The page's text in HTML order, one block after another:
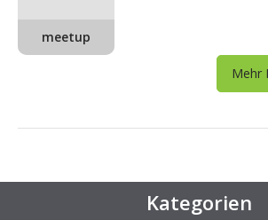
meetup
Mehr
Kategorien